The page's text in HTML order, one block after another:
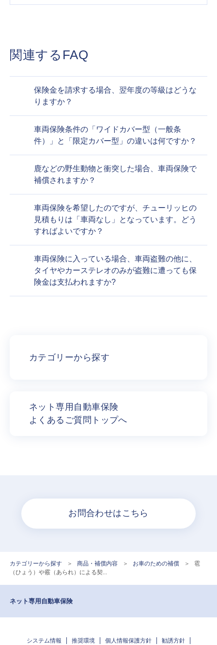
関連するFAQ
保険金を請求する場合、翌年度の等級はどうな
りますか？
車両保険条件の「ワイドカバー型（一般条
件）」と「限定カバー型」の違いは何ですか？
鹿などの野生動物と衝突した場合、車両保険で
補償されますか？
車両保険を希望したのですが、チューリッヒの
見積もりは「車両なし」となっています。どう
すればよいですか？
車両保険に入っている場合、車両盗難の他に、
タイヤやカーステレオのみが盗難に遭っても保
険金は支払われますか?
カテゴリーから探す
ネット専用自動車保険
よくあるご質問トップへ
お問合わせはこちら
カテゴリーから探す > 商品・補償内容 > お車のための補償 >
雹
（ひょう）や霰（あられ）による契...
ネット専用自動車保険
システム情報 推奨環境 個人情報保護方針 勧誘方針